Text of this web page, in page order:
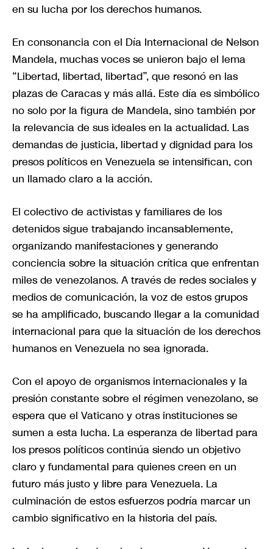
en su lucha por los derechos humanos.
En consonancia con el Día Internacional de Nelson
Mandela, muchas voces se unieron bajo el lema
“Libertad, libertad, libertad”, que resonó en las
plazas de Caracas y más allá. Este día es simbólico
no solo por la figura de Mandela, sino también por
la relevancia de sus ideales en la actualidad. Las
demandas de justicia, libertad y dignidad para los
presos políticos en Venezuela se intensifican, con
un llamado claro a la acción.
El colectivo de activistas y familiares de los
detenidos sigue trabajando incansablemente,
organizando manifestaciones y generando
conciencia sobre la situación crítica que enfrentan
miles de venezolanos. A través de redes sociales y
medios de comunicación, la voz de estos grupos
se ha amplificado, buscando llegar a la comunidad
internacional para que la situación de los derechos
humanos en Venezuela no sea ignorada.
Con el apoyo de organismos internacionales y la
presión constante sobre el régimen venezolano, se
espera que el Vaticano y otras instituciones se
sumen a esta lucha. La esperanza de libertad para
los presos políticos continúa siendo un objetivo
claro y fundamental para quienes creen en un
futuro más justo y libre para Venezuela. La
culminación de estos esfuerzos podría marcar un
cambio significativo en la historia del país.